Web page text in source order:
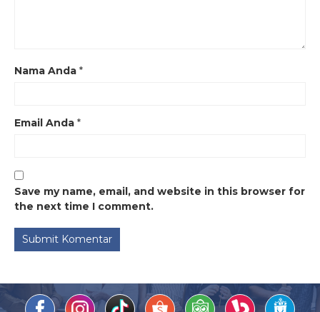
Nama Anda *
Email Anda *
Save my name, email, and website in this browser for
the next time I comment.